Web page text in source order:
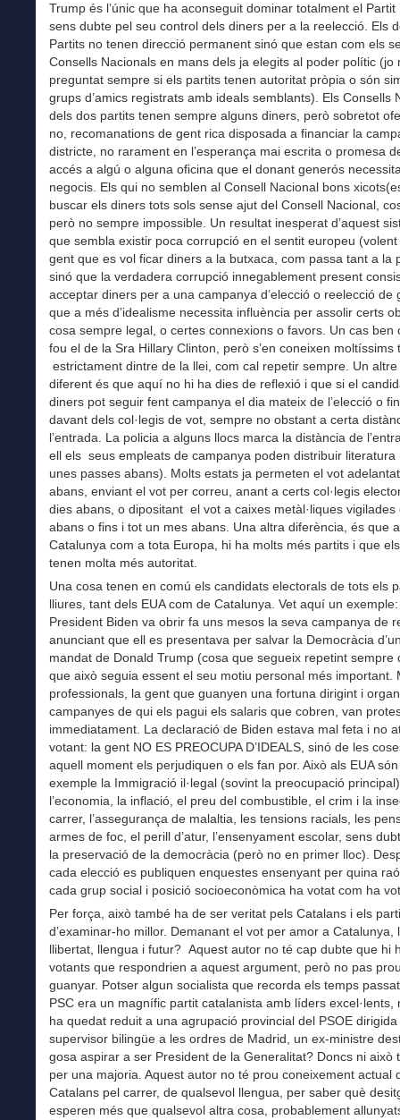
Trump és l’únic que ha aconseguit dominar totalment el Partit
sens dubte pel seu control dels diners per a la reelecció. Els
Partits no tenen direcció permanent sinó que estan com els
Consells Nacionals en mans dels ja elegits al poder polític (jo
preguntat sempre si els partits tenen autoritat pròpia o són
grups d’amics registrats amb ideals semblants). Els Consells
dels dos partits tenen sempre alguns diners, però sobretot
no, recomanations de gent rica disposada a financiar la
districte, no rarament en l’esperança mai escrita o promesa
accés a algú o alguna oficina que el donant generós
negocis. Els qui no semblen al Consell Nacional bons
buscar els diners tots sols sense ajut del Consell Nacional,
però no sempre impossible. Un resultat inesperat d’aquest
que sembla existir poca corrupció en el sentit europeu
gent que es vol ficar diners a la butxaca, com passa tant a la
sinó que la verdadera corrupció innegablement present
acceptar diners per a una campanya d’elecció o reelecció de
que a més d’idealisme necessita influència per assolir certs
cosa sempre legal, o certes connexions o favors. Un cas ben
fou el de la Sra Hillary Clinton, però s’en coneixen moltíssims
estrictament dintre de la llei, com cal repetir sempre. Un
diferent és que aquí no hi ha dies de reflexió i que si el
diners pot seguir fent campanya el dia mateix de l’elecció o
davant dels col·legis de vot, sempre no obstant a certa
l’entrada. La policia a alguns llocs marca la distància de
ell els seus empleats de campanya poden distribuir literatura
unes passes abans). Molts estats ja permeten el vot
abans, enviant el vot per correu, anant a certs col·legis
dies abans, o dipositant el vot a caixes metàl·liques vigilades
abans o fins i tot un mes abans. Una altra diferència, és que a
Catalunya com a tota Europa, hi ha molts més partits i que
tenen molta més autoritat.
Una cosa tenen en comú els candidats electorals de tots els
lliures, tant dels EUA com de Catalunya. Vet aquí un
President Biden va obrir fa uns mesos la seva campanya de
anunciant que ell es presentava per salvar la Democràcia
mandat de Donald Trump (cosa que segueix repetint sempre
que això seguia essent el seu motiu personal més important.
professionals, la gent que guanyen una fortuna dirigint i
campanyes de qui els pagui els salaris que cobren, van
immediatament. La declaració de Biden estava mal feta i no
votant: la gent NO ES PREOCUPA D’IDEALS, sinó de les
aquell moment els perjudiquen o els fan por. Això als EUA
exemple la Immigració il·legal (sovint la preocupació
l’economia, la inflació, el preu del combustible, el crim i la
carrer, l’assegurança de malaltia, les tensions racials, les
armes de foc, el perill d’atur, l’ensenyament escolar, sens
la preservació de la democràcia (però no en primer lloc).
cada elecció es publiquen enquestes ensenyant per quina
cada grup social i posició socioeconòmica ha votat com ha
Per força, això també ha de ser veritat pels Catalans i els
d’examinar-ho millor. Demanant el vot per amor a Catalunya,
llibertat, llengua i futur? Aquest autor no té cap dubte que hi
votants que respondrien a aquest argument, però no pas
guanyar. Potser algun socialista que recorda els temps
PSC era un magnífic partit catalanista amb líders excel·lents,
ha quedat reduit a una agrupació provincial del PSOE
supervisor bilingüe a les ordres de Madrid, un ex-ministre
gosa aspirar a ser President de la Generalitat? Doncs ni això
per una majoria. Aquest autor no té prou coneixement actual
Catalans pel carrer, de qualsevol llengua, per saber què
esperen més que qualsevol altra cosa, probablement